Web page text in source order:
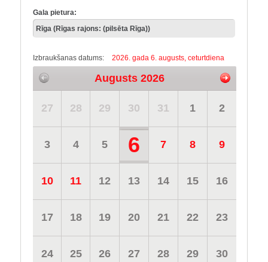
Gala pietura:
Izbraukšanas datums: 2026. gada 6. augusts, ceturtdiena
Augusts 2026
27 28 29 30 31 1 2
3 4 5 6 7 8 9
10 11 12 13 14 15 16
17 18 19 20 21 22 23
24 25 26 27 28 29 30